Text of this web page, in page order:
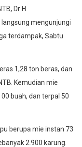
Dr H
mengunjungi
terdampak, Sabtu
1,28 ton beras, dan
Kemudian mie
buah, dan terpal 50
berupa mie instan 73
2.900 karung.